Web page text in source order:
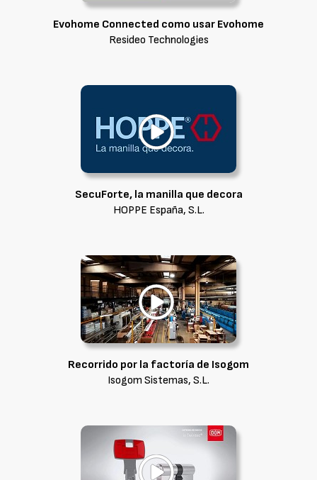
Evohome Connected como usar Evohome
Resideo Technologies
SecuForte, la manilla que decora
HOPPE España, S.L.
Recorrido por la factoría de Isogom
Isogom Sistemas, S.L.